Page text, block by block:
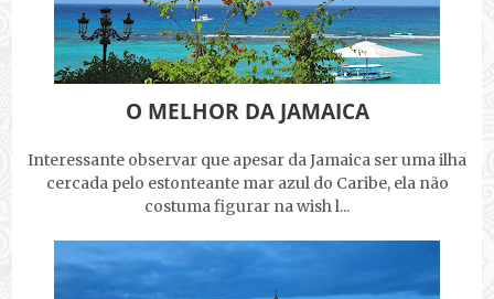
O MELHOR DA JAMAICA
Interessante observar que apesar da Jamaica ser uma ilha
cercada pelo estonteante mar azul do Caribe, ela não
costuma figurar na wish l...